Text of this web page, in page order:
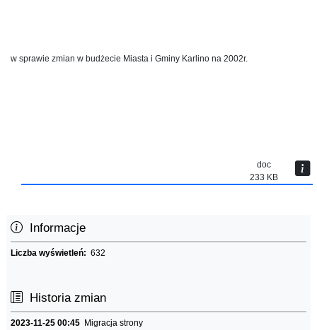
w sprawie zmian w budżecie Miasta i Gminy Karlino na 2002r.
doc
233 KB
Informacje
Liczba wyświetleń: 632
Historia zmian
2023-11-25 00:45 Migracja strony